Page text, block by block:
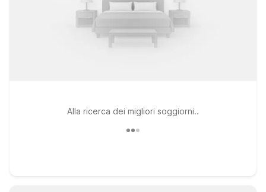
Alla ricerca dei migliori soggiorni..